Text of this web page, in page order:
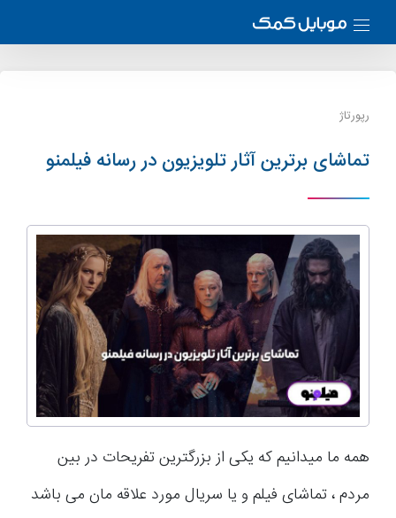
رپورتاژ
تماشای برترین آثار تلویزیون در رسانه فیلمنو
همه ما میدانیم که یکی از بزرگترین تفریحات در بین
مردم ، تماشای فیلم و یا سریال مورد علاقه مان می باشد